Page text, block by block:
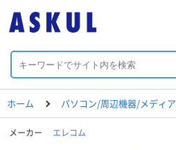
ホーム パソコン/周辺機器/メディア
メーカー エレコム